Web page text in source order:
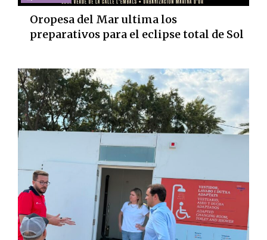
Oropesa del Mar ultima los
preparativos para el eclipse total de Sol